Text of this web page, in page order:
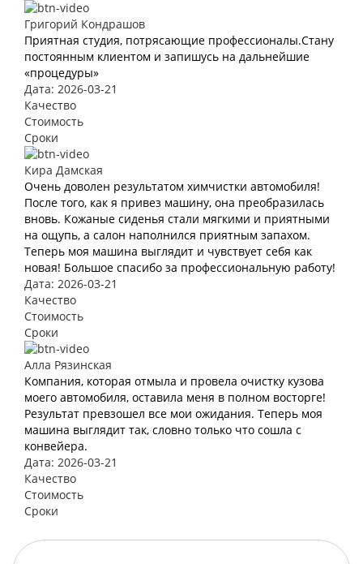
Григорий Кондрашов
Приятная студия, потрясающие профессионалы.Стану
постоянным клиентом и запишусь на дальнейшие
«процедуры»
Дата: 2026-03-21
Качество
Стоимость
Сроки
Кира Дамская
Очень доволен результатом химчистки автомобиля!
После того, как я привез машину, она преобразилась
вновь. Кожаные сиденья стали мягкими и приятными
на ощупь, а салон наполнился приятным запахом.
Теперь моя машина выглядит и чувствует себя как
новая! Большое спасибо за профессиональную работу!
Дата: 2026-03-21
Качество
Стоимость
Сроки
Алла Рязинская
Компания, которая отмыла и провела очистку кузова
моего автомобиля, оставила меня в полном восторге!
Результат превзошел все мои ожидания. Теперь моя
машина выглядит так, словно только что сошла с
конвейера.
Дата: 2026-03-21
Качество
Стоимость
Сроки